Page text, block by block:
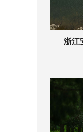
浙江